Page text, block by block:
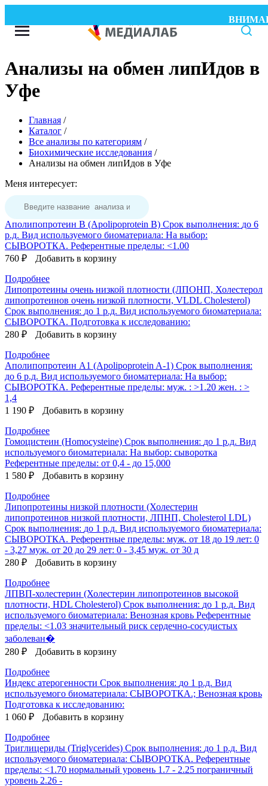
Анализы на обмен липИдов в
Уфе
Главная /
Каталог /
Все анализы по категориям /
Биохимические исследования /
Анализы на обмен липИдов в Уфе
Меня интересует:
Аполипопротеин В (Apolipoprotein B) Срок выполнения: до 6
р.д. Вид используемого биоматериала: На выбор:
СЫВОРОТКА. Референтные пределы: <1.00
760 ₽
Добавить в корзину
Подробнее
Липопротеины очень низкой плотности (ЛПОНП, Холестерол
липопротеинов очень низкой плотности, VLDL Cholesterol)
Срок выполнения: до 1 р.д. Вид используемого биоматериала:
СЫВОРОТКА. Подготовка к исследованию:
280 ₽
Добавить в корзину
Подробнее
Аполипопротеин А1 (Apolipoprotein A-1) Срок выполнения:
до 6 р.д. Вид используемого биоматериала: На выбор:
СЫВОРОТКА. Референтные пределы: муж. : >1.20 жен. : >
1,4
1 190 ₽
Добавить в корзину
Подробнее
Гомоцистеин (Homocysteine) Срок выполнения: до 1 р.д. Вид
используемого биоматериала: На выбор: сыворотка
Референтные пределы: от 0,4 - до 15,000
1 580 ₽
Добавить в корзину
Подробнее
Липопротеины низкой плотности (Холестерин
липопротеинов низкой плотности, ЛПНП, Cholesterol LDL)
Срок выполнения: до 1 р.д. Вид используемого биоматериала:
СЫВОРОТКА. Референтные пределы: муж. от 18 до 19 лет: 0
- 3,27 муж. от 20 до 29 лет: 0 - 3,45 муж. от 30 д
280 ₽
Добавить в корзину
Подробнее
ЛПВП-холестерин (Холестерин липопротеинов высокой
плотности, HDL Cholesterol) Срок выполнения: до 1 р.д. Вид
используемого биоматериала: Венозная кровь Референтные
пределы: <1.03 значительный риск сердечно-сосудистых
заболеван�
280 ₽
Добавить в корзину
Подробнее
Индекс атерогенности Срок выполнения: до 1 р.д. Вид
используемого биоматериала: СЫВОРОТКА.; Венозная кровь
Подготовка к исследованию:
1 060 ₽
Добавить в корзину
Подробнее
Триглицериды (Triglycerides) Срок выполнения: до 1 р.д. Вид
используемого биоматериала: СЫВОРОТКА. Референтные
пределы: <1.70 нормальный уровень 1.7 - 2.25 пограничный
уровень 2.26 -